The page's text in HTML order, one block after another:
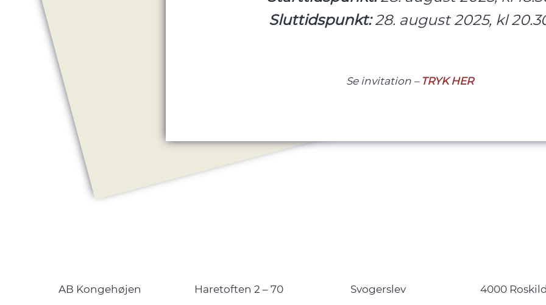
Sluttidspunkt:28. august 2025, kl
Se invitation – TRYK HER
AB Kongehøjen Haretoften 2 – 70 Svogerslev 4000